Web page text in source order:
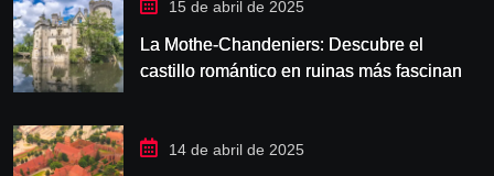
15 de abril de 2025
La Mothe-Chandeniers: Descubre el
castillo romántico en ruinas más fascinante
14 de abril de 2025